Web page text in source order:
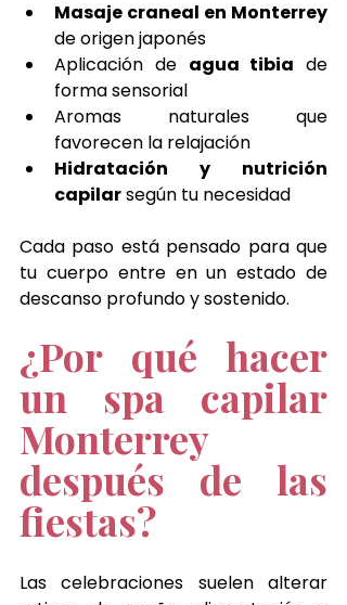
de origen japonés
Aplicación de agua tibia de
forma sensorial
Aromas naturales que
favorecen la relajación
Hidratación y nutrición
capilar según tu necesidad
Cada paso está pensado para que
tu cuerpo entre en un estado de
descanso profundo y sostenido.
¿Por qué hacer
un spa capilar
Monterrey
después de las
fiestas?
Las celebraciones suelen alterar